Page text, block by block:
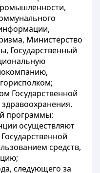
Министерство
Государственный
Государственной
программы:
осуществляют
средств,
следующего за